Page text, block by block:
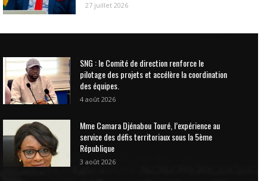
27 juillet 2026
SNG : le Comité de direction renforce le
pilotage des projets et accélère la coordination
des équipes.
4 août 2026
Mme Camara Djénabou Touré, l’expérience au
service des défis territoriaux sous la 5ème
République
3 août 2026